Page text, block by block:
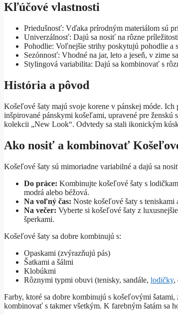
Kľúčové vlastnosti
Priedušnosť: Vďaka prírodným materiálom sú
Univerzálnosť: Dajú sa nosiť na rôzne
Pohodlie: Voľnejšie strihy poskytujú pohodlie a
Sezónnosť: Vhodné na jar, leto a jeseň, v zime
Stylingová variabilita: Dajú sa kombinovať s
História a pôvod
Košeľové šaty majú svoje korene v pánskej móde.
inšpirované pánskymi košeľami, upravené pre
kolekcii „New Look“. Odvtedy sa stali ikonickým
Ako nosiť a kombinovať
Košeľové šaty sú mimoriadne variabilné a dajú sa
Do práce: Kombinujte košeľové šaty s
modrá alebo béžová.
Na voľný čas: Noste košeľové šaty s
Na večer: Vyberte si košeľové šaty z
šperkami.
Košeľové šaty sa dobre kombinujú s:
Opaskami (zvýrazňujú pás)
Šatkami a šálmi
Klobúkmi
Rôznymi typmi obuvi (tenisky, sandále, lodičky,
Farby, ktoré sa dobre kombinujú s košeľovými
kombinovať s takmer všetkým. K farebným šatám sa